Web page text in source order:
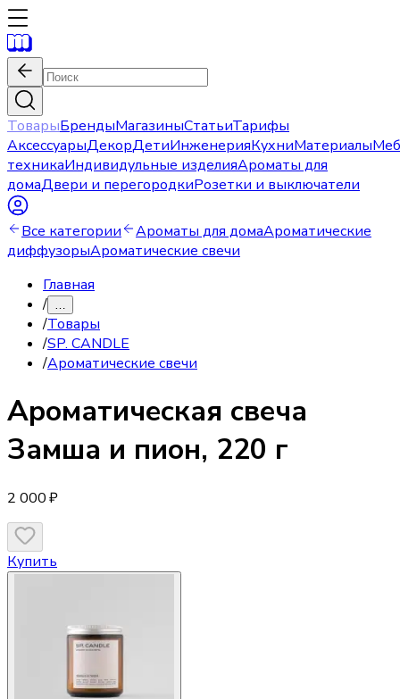
ТоварыБрендыМагазиныСтатьиТарифы
АксессуарыДекорДетиИнженерияКухниМатериалы
техникаИндивидульные изделияАроматы для
домаДвери и перегородкиРозетки и выключатели
Все категории Ароматы для домаАроматические
диффузорыАроматические свечи
Главная
/ …
/Товары
/SP. CANDLE
/Ароматические свечи
Ароматическая свеча
Замша и пион, 220 г
2 000 ₽
Купить